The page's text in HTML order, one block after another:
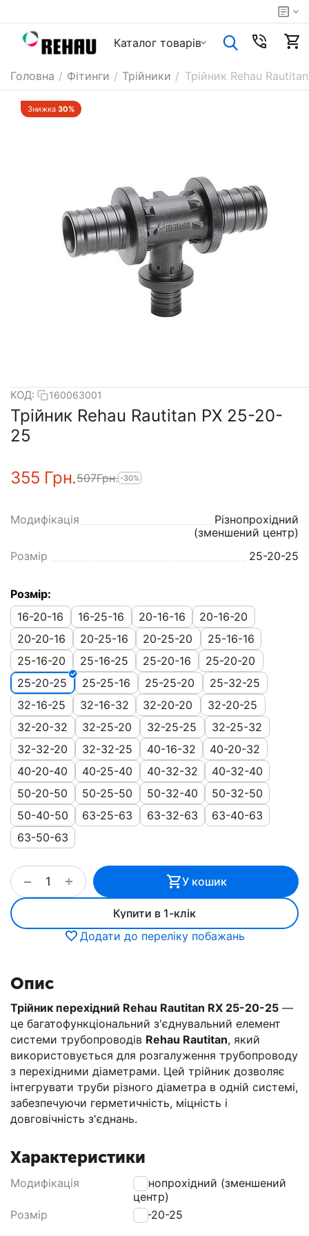
Каталог товарiв
Головна / Фітинги / Трійники / Трійник Rehau
Знижка 30%
КОД: 160063001
Трійник Rehau Rautitan PX 25-20-
25
‍355‍ Грн.‍507‍Грн. -30%
Модифікація
Різнопрохідний
(зменшений центр)
Розмір
25-20-25
Розмір:
16-20-16
16-25-16 20-16-16
20-16-20
20-20-16
20-25-16 20-25-20
25-16-16
25-16-20
25-16-25 25-20-16
25-20-20
25-20-25
25-25-16 25-25-20
25-32-25
32-16-25
32-16-32 32-20-20
32-20-25
32-20-32
32-25-20 32-25-25
32-25-32
32-32-20
32-32-25 40-16-32
40-20-32
40-20-40
40-25-40 40-32-32
40-32-40
50-20-50
50-25-50 50-32-40
50-32-50
50-40-50
63-25-63 63-32-63
63-40-63
63-50-63
+
− У кошик
Купити в 1-клік
Додати до переліку побажань
Опис
Трійник перехідний Rehau Rautitan RX 25-20-25 —
це багатофункціональний з'єднувальний елемент
системи трубопроводів Rehau Rautitan, який
використовується для розгалуження трубопроводу
з перехідними діаметрами. Цей трійник дозволяє
інтегрувати труби різного діаметра в одній системі,
забезпечуючи герметичність, міцність і
довговічність з'єднань.
Характеристики
Модифікація
Різнопрохідний (зменшений
центр)
Розмір
25-20-25